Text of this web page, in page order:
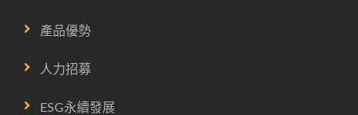
產品優勢
人力招募
ESG永續發展